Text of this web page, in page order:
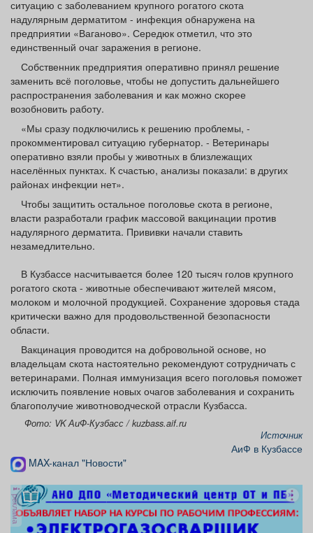
Товары Поздравления
ТВ программа Я - пенсионер
ситуацию с заболеванием крупного рогатого скота
надулярным дерматитом - инфекция обнаружена на
предприятии «Ваганово». Середюк отметил, что это
единственный очаг заражения в регионе.
Собственник предприятия оперативно принял решение
заменить всё поголовье, чтобы не допустить дальнейшего
распространения заболевания и как можно скорее
возобновить работу.
«Мы сразу подключились к решению проблемы, -
прокомментировал ситуацию губернатор. - Ветеринары
оперативно взяли пробы у животных в близлежащих
населённых пунктах. К счастью, анализы показали: в других
районах инфекции нет».
Чтобы защитить остальное поголовье скота в регионе,
власти разработали график массовой вакцинации против
надулярного дерматита. Прививки начали ставить
незамедлительно.
В Кузбассе насчитывается более 120 тысяч голов крупного
рогатого скота - животные обеспечивают жителей мясом,
молоком и молочной продукцией. Сохранение здоровья стада
критически важно для продовольственной безопасности
области.
Вакцинация проводится на добровольной основе, но
владельцам скота настоятельно рекомендуют сотрудничать с
ветеринарами. Полная иммунизация всего поголовья поможет
исключить появление новых очагов заболевания и сохранить
благополучие животноводческой отрасли Кузбасса.
Фото: VK АиФ-Кузбасс / kuzbass.aif.ru
Источник
АиФ в Кузбассе
MAX-канал "Новости"
реклама